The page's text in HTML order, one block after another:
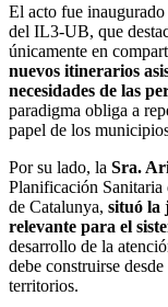
El acto fue inaugurado
del IL3-UB, que
únicamente en
nuevos itinerarios
necesidades de las
paradigma obliga a
papel de los
Por su lado, la Sra.
Planificación Sanitaria
de Catalunya, situó la
relevante para el
desarrollo de la
debe construirse
territorios.